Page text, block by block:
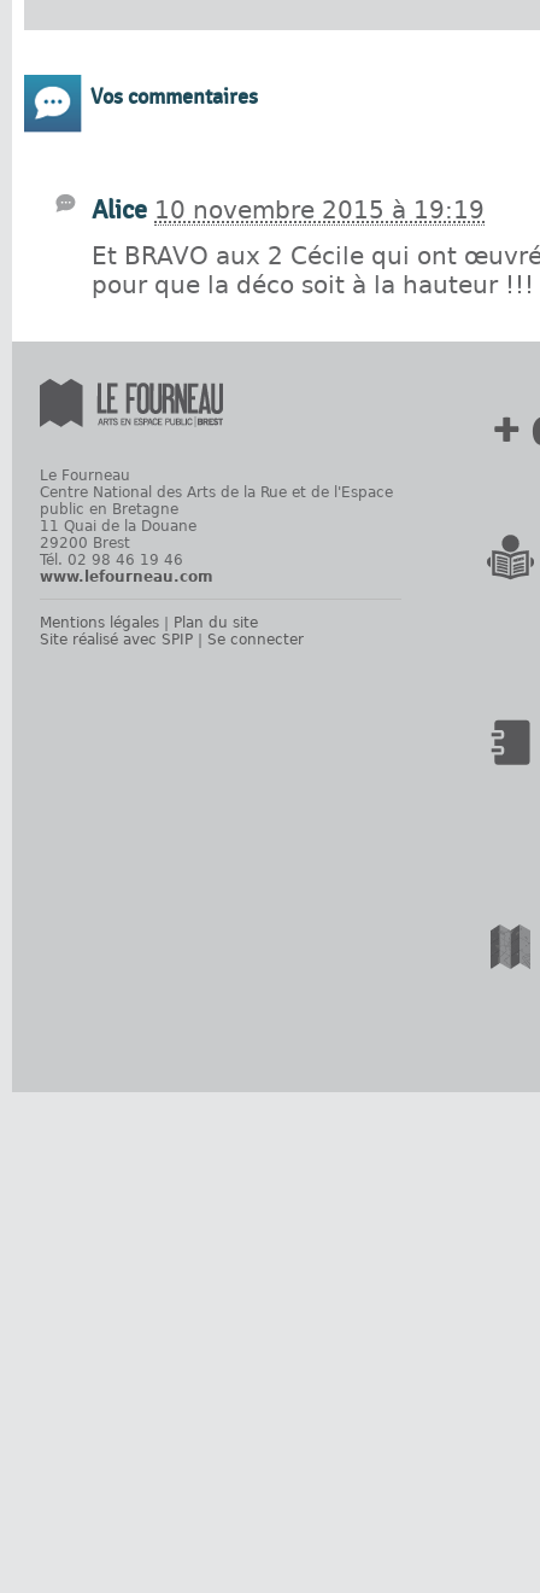
Vos commentaires
Alice 10 novembre 2015 à 19:19
Et BRAVO aux 2 Cécile qui ont
pour que la déco soit à la hauteur !!!
Le Fourneau
Centre National des Arts de la Rue et de l'Espace
public en Bretagne
11 Quai de la Douane
29200 Brest
Tél. 02 98 46 19 46
www.lefourneau.com
Mentions légales | Plan du site
Site réalisé avec SPIP | Se connecter
+